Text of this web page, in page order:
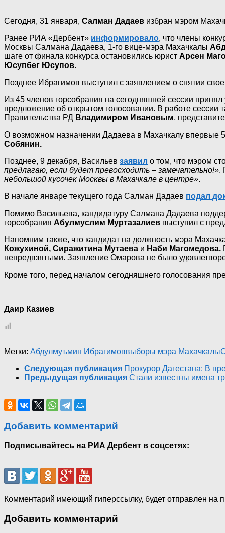
Сегодня, 31 января, Салман Дадаев избран мэром
Ранее РИА «Дербент» информировало, что члены
Москвы Салмана Дадаева, 1-го вице-мэра Махачкалы
шаге от финала конкурса остановились юрист Арсен
Юсупбег Юсупов.
Позднее Ибрагимов выступил с заявлением о снятии
Из 45 членов горсобрания на сегодняшней сессии
предложение об открытом голосовании. В работе сессии
Правительства РД Владимиром Ивановым,
О возможном назначении Дадаева в Махачкалу впервые
Собянин.
Позднее, 9 декабря, Васильев заявил о том, что мэром
предлагаю, если будет превосходить – замечательно!».
небольшой кусочек Москвы в Махачкале в центре».
В начале январе текущего года Салман Дадаев подал
Помимо Васильева, кандидатуру Салмана Дадаева
горсобрания Абулмуслим Муртазалиев выступил с
Напомним также, что кандидат на должность мэра
Кожухиной, Сиражитина Мутаева и Наби Магомедова.
непредвзятыми. Заявление Омарова не было
Кроме того, перед началом сегодняшнего голосования
Даир Казиев
Метки: Абдулмуъмин Ибрагимоввыборы мэра Махачкалы
Следующая публикация Прокурор Дагестана: В
Предыдущая публикация Стали известны имена
Добавить комментарий
Подписывайтесь на РИА Дербент в соцсетях:
Комментарий имеющий гиперссылку, будет отправлен на
Добавить комментарий